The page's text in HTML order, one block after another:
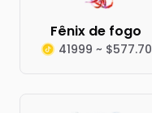
Fênix de fogo
41999 ~ $577.70